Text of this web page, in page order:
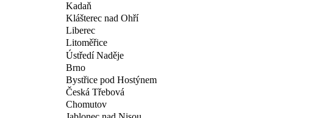
Kadaň
Klášterec nad Ohří
Liberec
Litoměřice
Ústředí Naděje
Brno
Bystřice pod Hostýnem
Česká Třebová
Chomutov